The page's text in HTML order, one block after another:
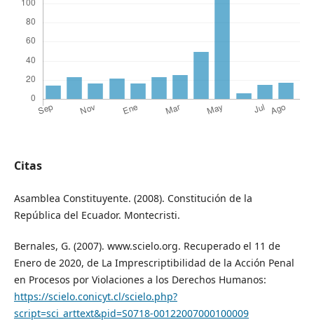
Citas
Asamblea Constituyente. (2008). Constitución de la
República del Ecuador. Montecristi.
Bernales, G. (2007). www.scielo.org. Recuperado el 11 de
Enero de 2020, de La Imprescriptibilidad de la Acción Penal
en Procesos por Violaciones a los Derechos Humanos:
https://scielo.conicyt.cl/scielo.php?
script=sci_arttext&pid=S0718-00122007000100009